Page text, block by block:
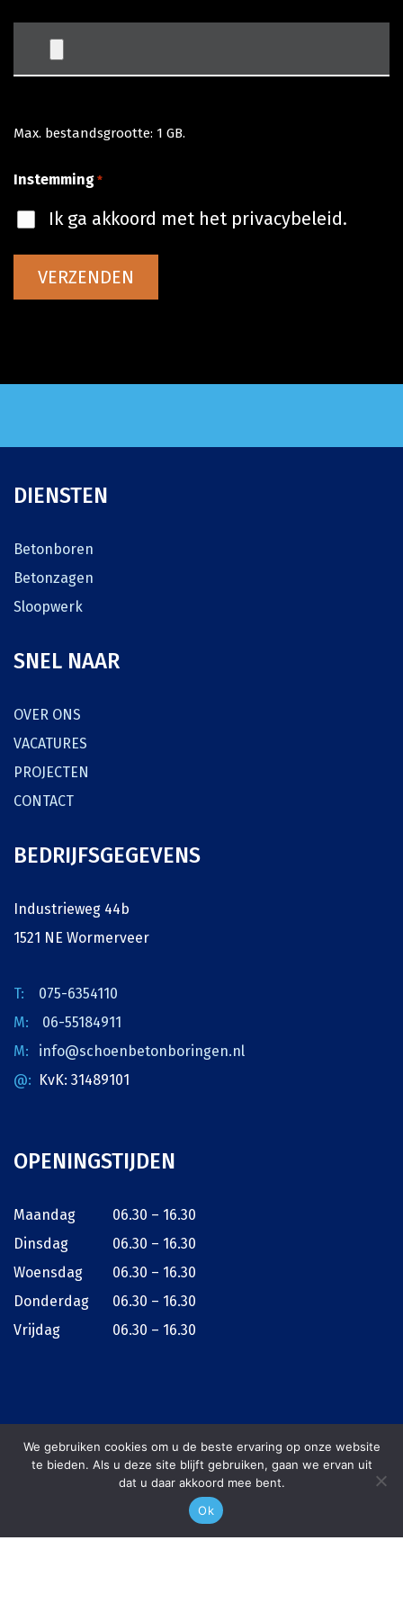
Max. bestandsgrootte: 1 GB.
Instemming *
Ik ga akkoord met het privacybeleid.
VERZENDEN
DIENSTEN
Betonboren
Betonzagen
Sloopwerk
SNEL NAAR
OVER ONS
VACATURES
PROJECTEN
CONTACT
BEDRIJFSGEGEVENS
Industrieweg 44b
1521 NE Wormerveer
075-6354110
06-55184911
info@schoenbetonboringen.nl
KvK: 31489101
OPENINGSTIJDEN
Maandag
06.30 – 16.30
Dinsdag
06.30 – 16.30
Woensdag
06.30 – 16.30
Donderdag
06.30 – 16.30
Vrijdag
06.30 – 16.30
© 2026Schoen & Zonen Betonboringen
SitemapPrivacy
We gebruiken cookies om u de beste ervaring op onze website
te bieden. Als u deze site blijft gebruiken, gaan we ervan uit
dat u daar akkoord mee bent.
Ok